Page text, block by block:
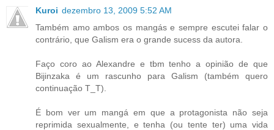
Kuroi dezembro 13, 2009 5:52 AM
Também amo ambos os mangás e sempre escutei falar o
contrário, que Galism era o grande sucess da autora.
Faço coro ao Alexandre e tbm tenho a opinião de que
Bijinzaka é um rascunho para Galism (também quero
continuação T_T).
É bom ver um mangá em que a protagonista não seja
reprimida sexualmente, e tenha (ou tente ter) uma vida